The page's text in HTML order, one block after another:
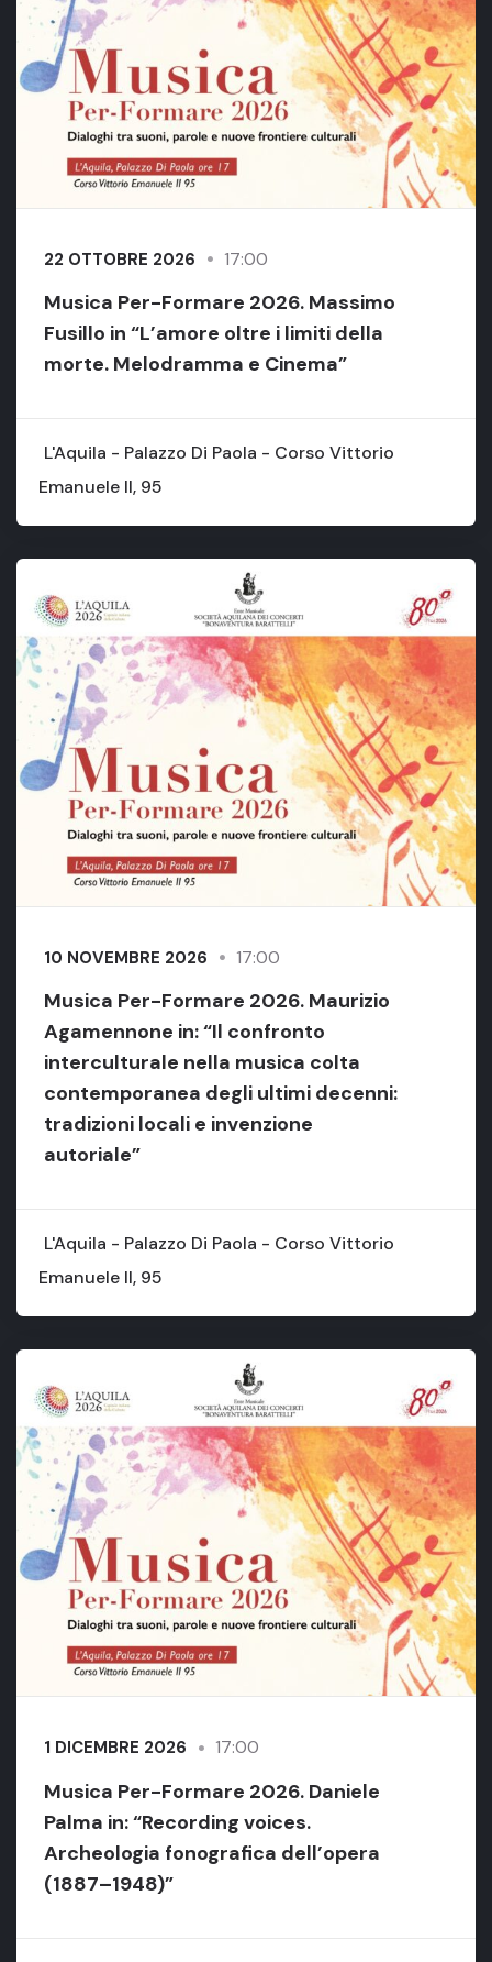
22 OTTOBRE 2026 17:00
Musica Per-Formare 2026. Massimo
Fusillo in “L’amore oltre i limiti della
morte. Melodramma e Cinema”
L'Aquila - Palazzo Di Paola - Corso Vittorio
Emanuele II, 95
10 NOVEMBRE 2026 17:00
Musica Per-Formare 2026. Maurizio
Agamennone in: “Il confronto
interculturale nella musica colta
contemporanea degli ultimi decenni:
tradizioni locali e invenzione
autoriale”
L'Aquila - Palazzo Di Paola - Corso Vittorio
Emanuele II, 95
1 DICEMBRE 2026 17:00
Musica Per-Formare 2026. Daniele
Palma in: “Recording voices.
Archeologia fonografica dell’opera
(1887–1948)”